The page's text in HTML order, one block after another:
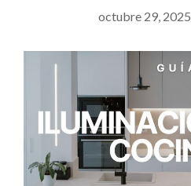
octubre 29, 2025